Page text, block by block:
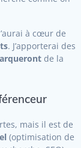
à cœur de
. J’apporterai des
de la
mais il est de
(optimisation de